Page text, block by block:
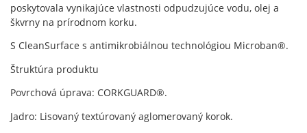
poskytovala vynikajúce vlastnosti odpudzujúce vodu, olej a
škvrny na prírodnom korku.
S CleanSurface s antimikrobiálnou technológiou Microban®.
Štruktúra produktu
Povrchová úprava: CORKGUARD®.
Jadro: Lisovaný textúrovaný aglomerovaný korok.